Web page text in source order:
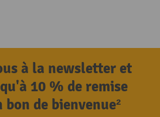
à la newsletter et
10 % de remise
bon de bienvenue²